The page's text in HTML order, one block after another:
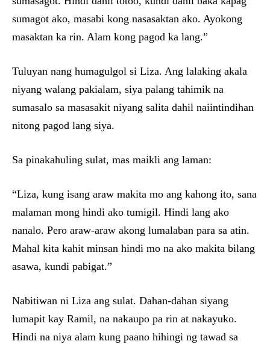
sumagot ako, masabi kong nasasaktan ako. Ayokong
masaktan ka rin. Alam kong pagod ka lang.”
Tuluyan nang humagulgol si Liza. Ang lalaking akala
niyang walang pakialam, siya palang tahimik na
sumasalo sa masasakit niyang salita dahil naiintindihan
nitong pagod lang siya.
Sa pinakahuling sulat, mas maikli ang laman:
“Liza, kung isang araw makita mo ang kahong ito, sana
malaman mong hindi ako tumigil. Hindi lang ako
nanalo. Pero araw-araw akong lumalaban para sa atin.
Mahal kita kahit minsan hindi mo na ako makita bilang
asawa, kundi pabigat.”
Nabitiwan ni Liza ang sulat. Dahan-dahan siyang
lumapit kay Ramil, na nakaupo pa rin at nakayuko.
Hindi na niya alam kung paano hihingi ng tawad sa